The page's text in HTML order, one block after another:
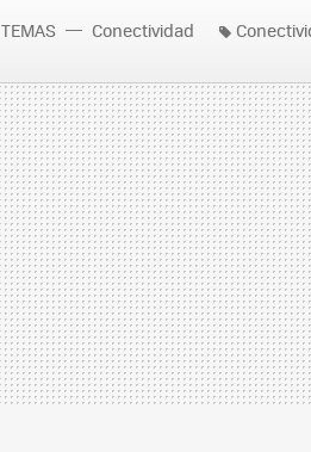
TEMAS Conectividad